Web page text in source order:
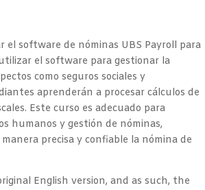
software de nóminas UBS Payroll para
el software para gestionar la
como seguros sociales y
aprenderán a procesar cálculos de
Este curso es adecuado para
humanos y gestión de nóminas,
precisa y confiable la nómina de
English version, and as such, the